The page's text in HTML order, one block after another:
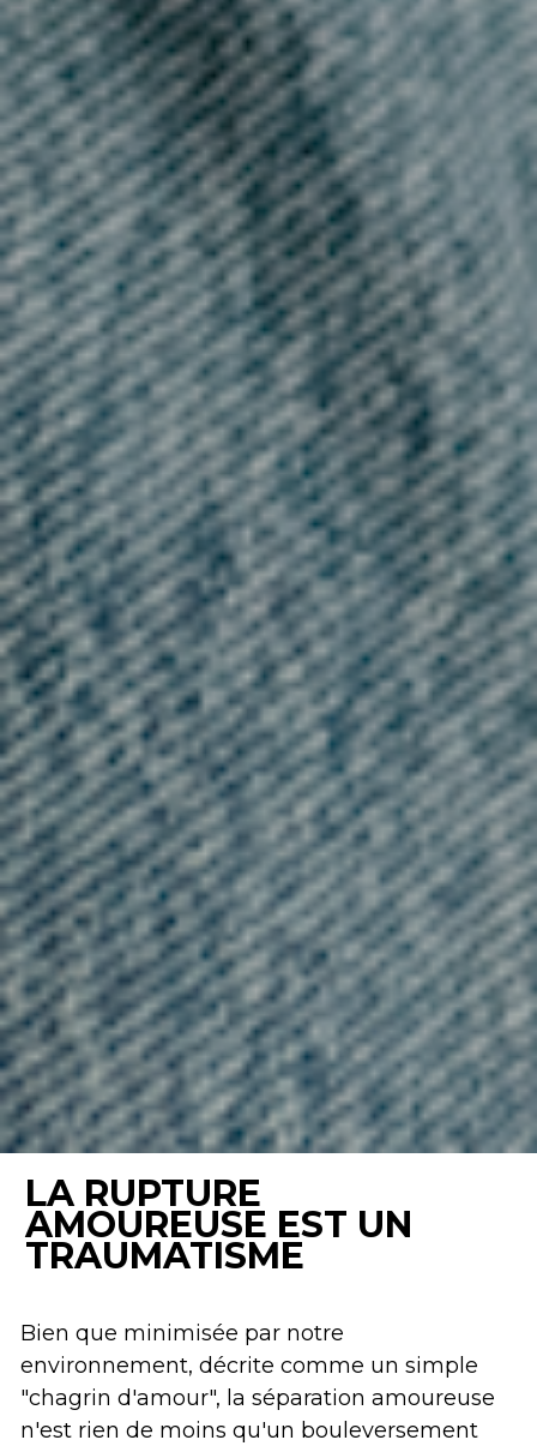
LA RUPTURE
AMOUREUSE EST UN
TRAUMATISME
Bien que minimisée par notre
environnement, décrite comme un simple
"chagrin d'amour", la séparation amoureuse
n'est rien de moins qu'un bouleversement